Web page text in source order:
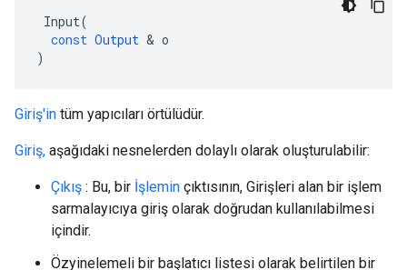
Input(
const Output & o
)
Giriş'in tüm yapıcıları örtülüdür.
Giriş, aşağıdaki nesnelerden dolaylı olarak oluşturulabilir:
Çıkış : Bu, bir İşlemin çıktısının, Girişleri alan bir işlem
sarmalayıcıya giriş olarak doğrudan kullanılabilmesi
içindir.
Özyinelemeli bir başlatıcı listesi olarak belirtilen bir